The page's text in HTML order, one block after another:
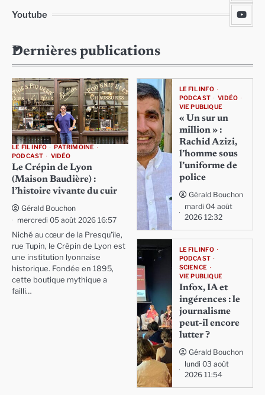
Youtube
Dernières publications
LE FIL INFO
PATRIMOINE
PODCAST
VIDÉO
Le Crépin de Lyon
(Maison Baudière) :
l’histoire vivante du cuir
Gérald Bouchon
mercredi 05 août 2026 16:57
Niché au cœur de la Presqu'île,
rue Tupin, le Crépin de Lyon est
une institution lyonnaise
historique. Fondée en 1895,
cette boutique mythique a
failli…
LE FIL INFO
PODCAST
VIDÉO
VIE PUBLIQUE
« Un sur un
million » :
Rachid Azizi,
l’homme sous
l’uniforme de
police
Gérald Bouchon
mardi 04 août
2026 12:32
LE FIL INFO
PODCAST
SCIENCE
VIE PUBLIQUE
Infox, IA et
ingérences : le
journalisme
peut-il encore
lutter ?
Gérald Bouchon
lundi 03 août
2026 11:54